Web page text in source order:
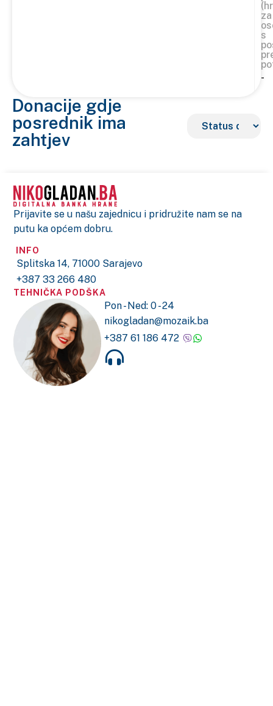
za
s
-
Donacije gdje
posrednik ima
zahtjev
Prijavite se u našu zajednicu i pridružite nam se na
putu ka općem dobru.
INFO
Splitska 14, 71000 Sarajevo
+387 33 266 480
TEHNIČKA PODŠKA
Pon - Ned: 0 - 24
nikogladan@mozaik.ba
+387 61 186 472